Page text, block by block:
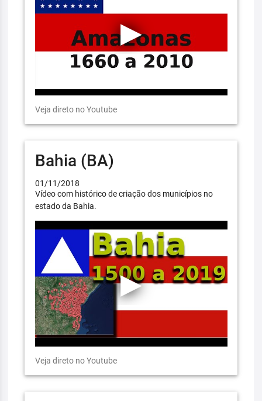
Veja direto no Youtube
Bahia (BA)
01/11/2018
Vídeo com histórico de criação dos municípios no
estado da Bahia.
Veja direto no Youtube